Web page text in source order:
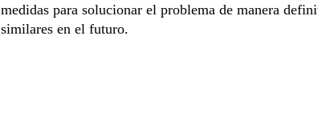
medidas para solucionar el problema de manera
similares en el futuro.